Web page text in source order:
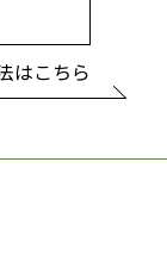
はこちら